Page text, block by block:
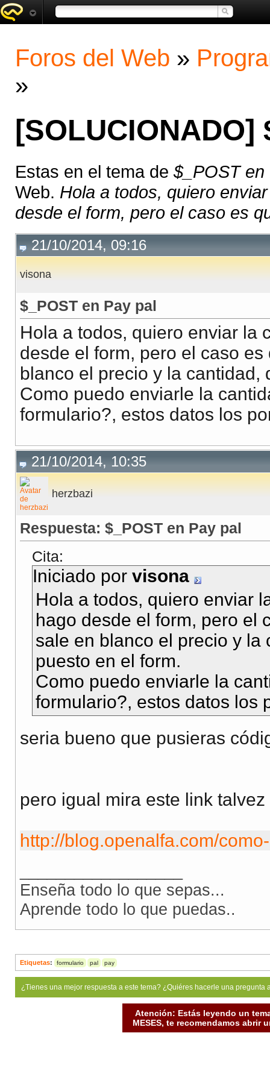
Foros del Web »
»
Estas en el tema de $_POST en
Web. Hola a todos, quiero
desde el form, pero el caso es
21/10/2014, 09:16
visona
$_POST en Pay pal
Hola a todos, quiero enviar la
desde el form, pero el caso
blanco el precio y la
Como puedo enviarle la
formulario?, estos datos los
21/10/2014, 10:35
herzbazi
Respuesta: $_POST en Pay pal
Cita:
Iniciado por visona
Hola a todos, quiero enviar
hago desde el form, pero el
sale en blanco el precio y la
puesto en el form.
Como puedo enviarle la
formulario?, estos datos los
seria bueno que pusieras
pero igual mira este link talvez
http://blog.openalfa.com/
Enseña todo lo que sepas...
Aprende todo lo que puedas..
Etiquetas: formulario pal pay
¿Tienes una mejor respuesta a este tema? ¿Quiéres hacerle una
Atención: Estás leyendo un
MESES, te recomendamos abrir